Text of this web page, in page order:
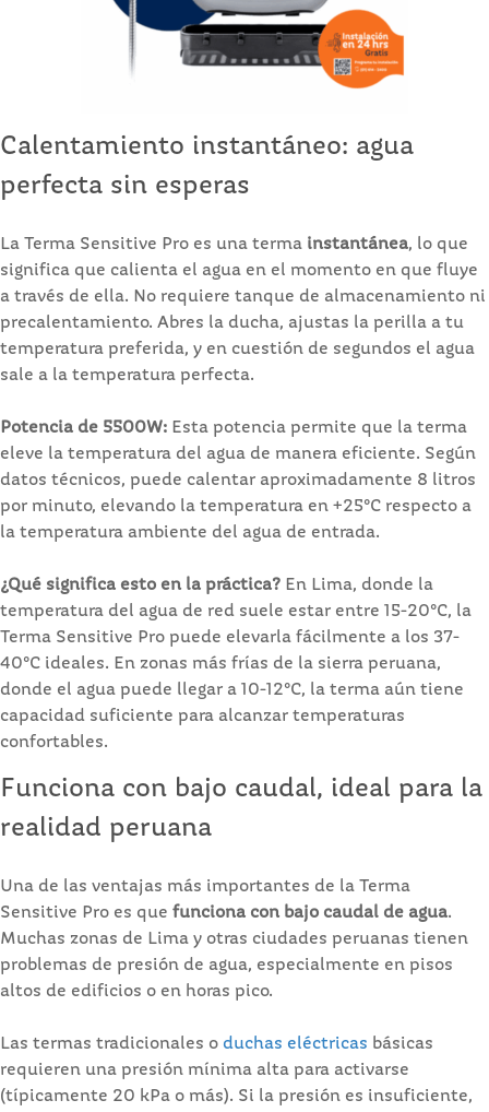
Calentamiento instantáneo: agua
perfecta sin esperas
La Terma Sensitive Pro es una terma instantánea, lo que
significa que calienta el agua en el momento en que fluye
a través de ella. No requiere tanque de almacenamiento ni
precalentamiento. Abres la ducha, ajustas la perilla a tu
temperatura preferida, y en cuestión de segundos el agua
sale a la temperatura perfecta.
Potencia de 5500W: Esta potencia permite que la terma
eleve la temperatura del agua de manera eficiente. Según
datos técnicos, puede calentar aproximadamente 8 litros
por minuto, elevando la temperatura en +25°C respecto a
la temperatura ambiente del agua de entrada.
¿Qué significa esto en la práctica? En Lima, donde la
temperatura del agua de red suele estar entre 15-20°C, la
Terma Sensitive Pro puede elevarla fácilmente a los 37-
40°C ideales. En zonas más frías de la sierra peruana,
donde el agua puede llegar a 10-12°C, la terma aún tiene
capacidad suficiente para alcanzar temperaturas
confortables.
Funciona con bajo caudal, ideal para la
realidad peruana
Una de las ventajas más importantes de la Terma
Sensitive Pro es que funciona con bajo caudal de agua.
Muchas zonas de Lima y otras ciudades peruanas tienen
problemas de presión de agua, especialmente en pisos
altos de edificios o en horas pico.
Las termas tradicionales o duchas eléctricas básicas
requieren una presión mínima alta para activarse
(típicamente 20 kPa o más). Si la presión es insuficiente,